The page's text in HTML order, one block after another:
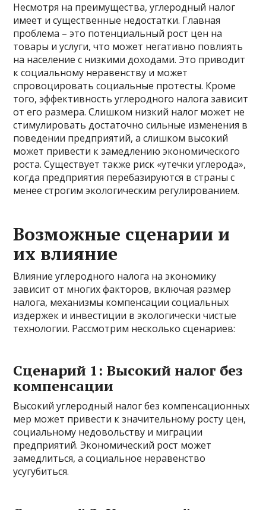
Несмотря на преимущества, углеродный налог
имеет и существенные недостатки. Главная
проблема – это потенциальный рост цен на
товары и услуги, что может негативно повлиять
на население с низкими доходами. Это приводит
к социальному неравенству и может
спровоцировать социальные протесты. Кроме
того, эффективность углеродного налога зависит
от его размера. Слишком низкий налог может не
стимулировать достаточно сильные изменения в
поведении предприятий, а слишком высокий
может привести к замедлению экономического
роста. Существует также риск «утечки углерода»,
когда предприятия перебазируются в страны с
менее строгим экологическим регулированием.
Возможные сценарии и
их влияние
Влияние углеродного налога на экономику
зависит от многих факторов, включая размер
налога, механизмы компенсации социальных
издержек и инвестиции в экологически чистые
технологии. Рассмотрим несколько сценариев:
Сценарий 1: Высокий налог без
компенсации
Высокий углеродный налог без компенсационных
мер может привести к значительному росту цен,
социальному недовольству и миграции
предприятий. Экономический рост может
замедлиться, а социальное неравенство
усугубиться.